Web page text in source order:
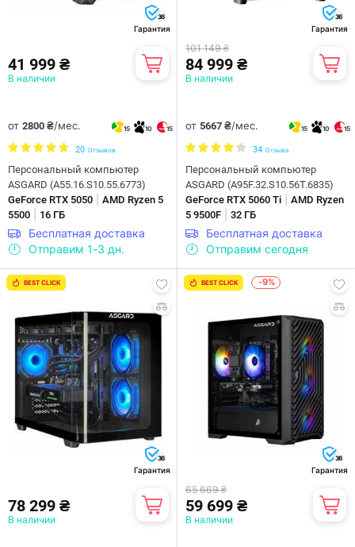
36
Гарантия
41 999 ₴
В наличии
от 2800 ₴/мес. 15 10 15
20 Отзывов
Персональный компьютер
ASGARD (A55.16.S10.55.6773)
GeForce RTX 5050
AMD Ryzen 5
5500
16 ГБ
Бесплатная доставка
Отправим 1-3 дн.
36
Гарантия
101 149 ₴
84 999 ₴
В наличии
от 5667 ₴/мес. 15 10 15
34 Отзыва
Персональный компьютер
ASGARD (A95F.32.S10.56T.6835)
GeForce RTX 5060 Ti
AMD Ryzen
5 9500F
32 ГБ
Бесплатная доставка
Отправим сегодня
BEST CLICK
36
Гарантия
78 299 ₴
В наличии
BEST CLICK -9%
36
Гарантия
65 669 ₴
59 699 ₴
В наличии